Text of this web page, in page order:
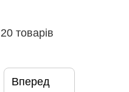
товарів
Вперед